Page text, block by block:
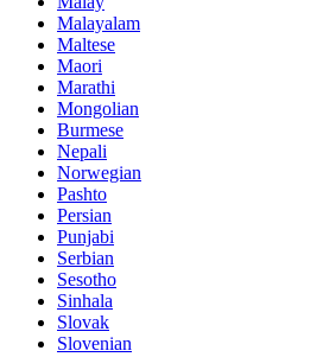
Malayalam
Maltese
Maori
Marathi
Mongolian
Burmese
Nepali
Norwegian
Pashto
Persian
Punjabi
Serbian
Sesotho
Sinhala
Slovak
Slovenian